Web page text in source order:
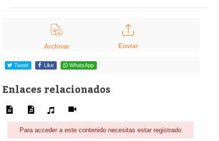
Archivar Enviar
Tweet Like WhatsApp
Enlaces relacionados
Para acceder a este contenido necesitas estar registrado